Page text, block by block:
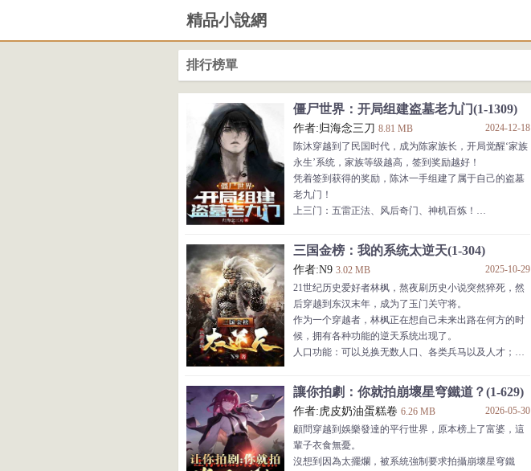
精品小說網
排行榜單
僵尸世界：开局组建盗墓老九门(1-1309)
作者:归海念三刀 8.81 MB
2024-12-18
陈沐穿越到了民国时代，成为陈家族长，开局觉醒‘家族
永生’系统，家族等级越高，签到奖励越好！
凭着签到获得的奖励，陈沐一手组建了属于自己的盗墓
老九门！
上三门：五雷正法、风后奇门、神机百炼！
下三门：双全手、神格面具、九重炼尸！
僵尸世界，鬼怪遍地！
摸金四门，军阀林立！
九叔：“开了眼了！陈家人人都会闪电奔雷拳？任老太爷
连灰都没剩下！”
陈钰楼：“恐怖！沐爷的手下全体金光咒，强杀了六翅蜈
蚣！”
尹心月、岳绮罗、精绝女王等：“九门之首又怎样？还不
三国金榜：我的系统太逆天(1-304)
作者:N9 3.02 MB
2025-10-29
21世纪历史爱好者林枫，熬夜刷历史小说突然猝死，然
后穿越到东汉末年，成为了玉门关守将。
作为一个穿越者，林枫正在想自己未来出路在何方的时
候，拥有各种功能的逆天系统出现了。
人口功能：可以兑换无数人口、各类兵马以及人才；
武将、谋臣和特殊人才；
签到功能：分为日签、月签和年签，上到跨时代武器下
到生活用品应有尽有；
正当林枫正在暗自积累实力，坐看天下诸侯争斗。谁料
天地异变，天道金榜现世。
凡金榜题名者，可获得天道赐福，福缘无尽！
讓你拍劇：你就拍崩壞星穹鐵道？(1-629)
作者:虎皮奶油蛋糕卷 6.26 MB
2026-05-30
顧問穿越到娛樂發達的平行世界，原本榜上了富婆，這
輩子衣食無憂。
沒想到因為太擺爛，被系統強制要求拍攝崩壞星穹鐵